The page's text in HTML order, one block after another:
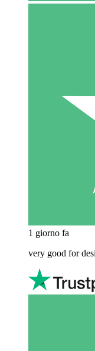
1 giorno fa
very good for